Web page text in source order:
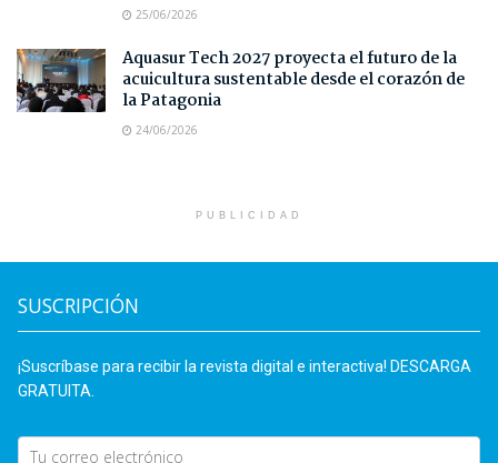
25/06/2026
Aquasur Tech 2027 proyecta el futuro de la
acuicultura sustentable desde el corazón de
la Patagonia
24/06/2026
PUBLICIDAD
SUSCRIPCIÓN
¡Suscríbase para recibir la revista digital e interactiva! DESCARGA
GRATUITA.